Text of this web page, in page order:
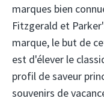
marques bien
Fitzgerald et
marque, le but de
est d'élever le
profil de saveur
souvenirs de